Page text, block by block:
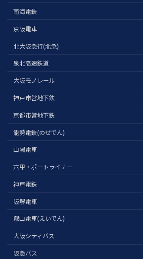
南海電鉄
京阪電車
北大阪急行(北急)
泉北高速鉄道
大阪モノレール
神戸市営地下鉄
京都市営地下鉄
能勢電鉄(のせでん)
山陽電車
六甲・ポートライナー
神戸電鉄
阪堺電車
叡山電車(えいでん)
大阪シティバス
阪急バス